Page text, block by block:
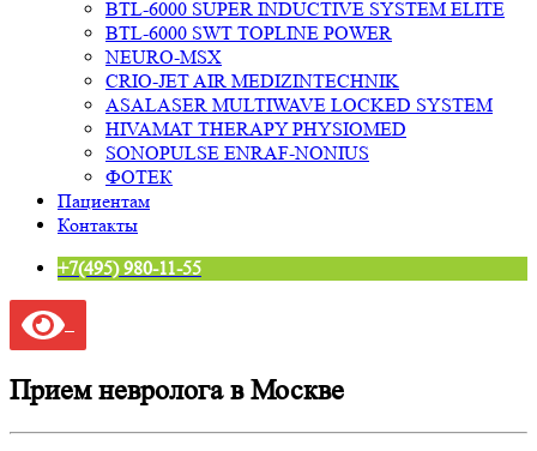
BTL-6000 SUPER INDUCTIVE SYSTEM ELITE
BTL-6000 SWT TOPLINE POWER
NEURO-MSX
CRIO-JET AIR MEDIZINTECHNIK
ASALASER MULTIWAVE LOCKED SYSTEM
HIVAMAT THERAPY PHYSIOMED
SONOPULSE ENRAF-NONIUS
ФОТЕК
Пациентам
Контакты
+7(495) 980-11-55
Прием невролога в Москве